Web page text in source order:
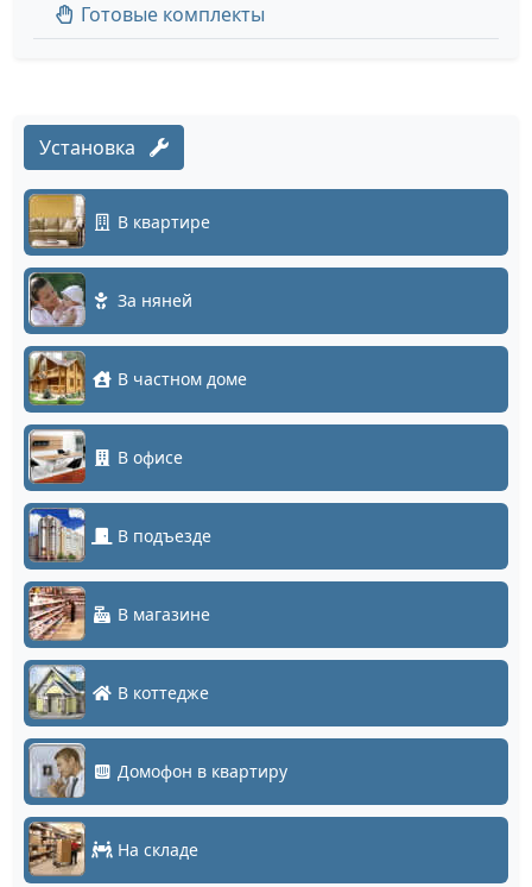
Готовые комплекты
Установка
В квартире
За няней
В частном доме
В офисе
В подъезде
В магазине
В коттедже
Домофон в квартиру
На складе